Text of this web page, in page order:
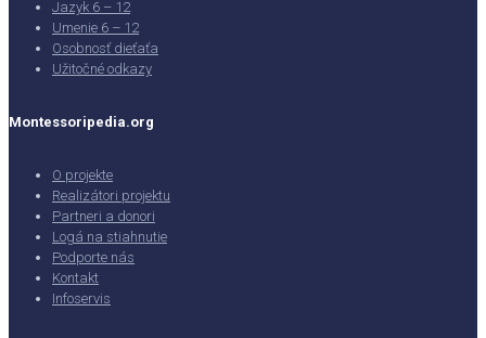
Jazyk 6 – 12
Umenie 6 – 12
Osobnosť dieťaťa
Užitočné odkazy
Montessoripedia.org
O projekte
Realizátori projektu
Partneri a donori
Logá na stiahnutie
Podporte nás
Kontakt
Infoservis